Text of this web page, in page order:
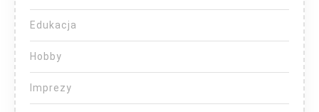
Edukacja
Hobby
Imprezy